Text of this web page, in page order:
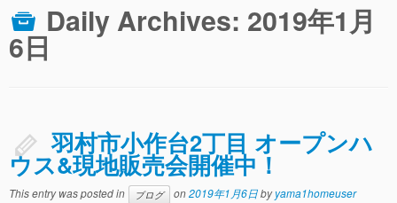
Daily Archives: 2019年1月
6日
羽村市小作台2丁目 オープンハ
ウス&現地販売会開催中！
This entry was posted in ブログ on2019年1月6日byyama1homeuser